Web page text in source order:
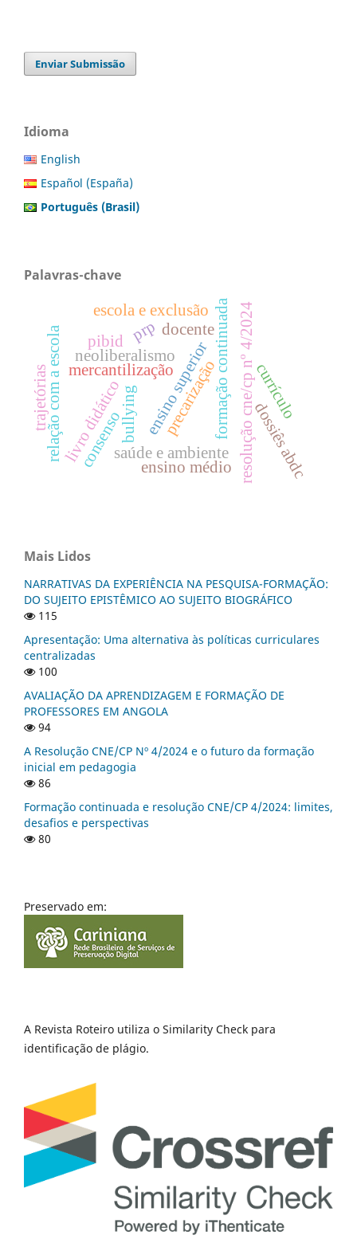
Enviar Submissão
Idioma
English
Español (España)
Português (Brasil)
Palavras-chave
formação continuadaresolução cne/cp nº 4/2024
docente
currículo
ensino superior
mercantilização
neoliberalismo
precarização
saúde e ambiente
livro didático
escola e exclusão
bullying
relação com a escola
ensino médio
prp
trajetórias
dossiês abdc
pibid
consenso
Mais Lidos
NARRATIVAS DA EXPERIÊNCIA NA PESQUISA-FORMAÇÃO:
DO SUJEITO EPISTÊMICO AO SUJEITO BIOGRÁFICO
115
Apresentação: Uma alternativa às políticas curriculares
centralizadas
100
AVALIAÇÃO DA APRENDIZAGEM E FORMAÇÃO DE
PROFESSORES EM ANGOLA
94
A Resolução CNE/CP Nº 4/2024 e o futuro da formação
inicial em pedagogia
86
Formação continuada e resolução CNE/CP 4/2024: limites,
desafios e perspectivas
80
Preservado em:
A Revista Roteiro utiliza o Similarity Check para
identificação de plágio.